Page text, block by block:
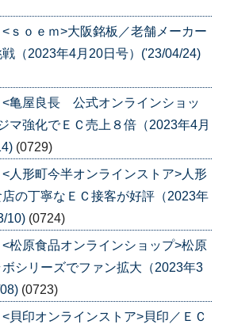
ｓｏｅｍ>大阪銘板／老舗メーカー
（2023年4月20日号）('23/04/24)
亀屋良長 公式オンラインショッ
マ強化でＥＣ売上８倍（2023年4月
(0729)
人形町今半オンラインストア>人形
の丁寧なＥＣ接客が好評（2023年
10) (0724)
松原食品オンラインショップ>松原
シリーズでファン拡大（2023年3
(0723)
貝印オンラインストア>貝印／ＥＣ